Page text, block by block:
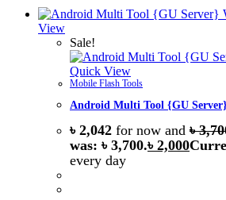
View
Sale!
Quick View
Mobile Flash Tools
Android Multi Tool {GU
৳ 2,042 for now and৳
was: ৳ 3,700.৳ 2,000
every day